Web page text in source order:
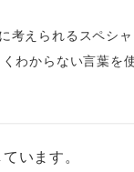
考えられるスペシ
わからない言葉を
います。